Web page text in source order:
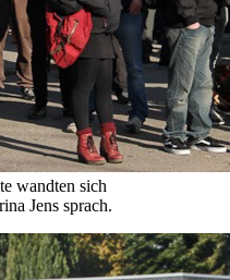
wandten sich
Jens sprach.